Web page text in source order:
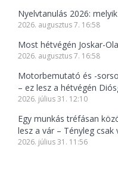
Nyelvtanulás 2026:
2026. augusztus 7. 16:58
Most hétvégén Joskar-
2026. augusztus 7. 16:58
Motorbemutató és -
– ez lesz a hétvégén
2026. július 31. 12:10
Egy munkás tréfásan
lesz a vár – Tényleg csak
2026. július 31. 11:56